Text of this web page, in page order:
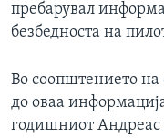
пребарувал
безбедноста на
Во соопштението на
до оваа
годишниот Андреас